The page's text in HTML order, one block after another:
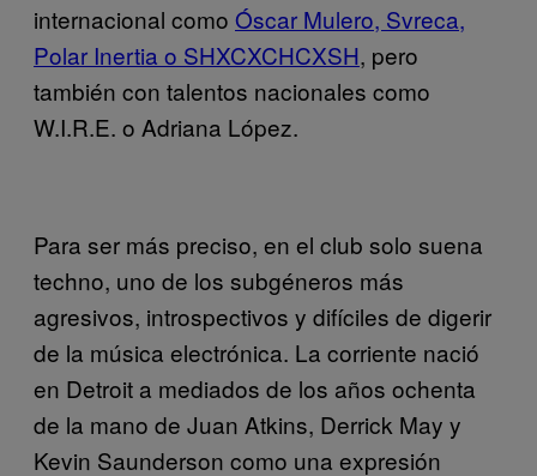
internacional como Óscar Mulero, Svreca,
Polar Inertia o SHXCXCHCXSH, pero
también con talentos nacionales como
W.I.R.E. o Adriana López.
Para ser más preciso, en el club solo suena
techno, uno de los subgéneros más
agresivos, introspectivos y difíciles de digerir
de la música electrónica. La corriente nació
en Detroit a mediados de los años ochenta
de la mano de Juan Atkins, Derrick May y
Kevin Saunderson como una expresión